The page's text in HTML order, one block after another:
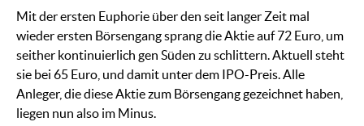
Mit der ersten Euphorie über den seit langer Zeit mal
wieder ersten Börsengang sprang die Aktie auf 72 Euro, um
seither kontinuierlich gen Süden zu schlittern. Aktuell steht
sie bei 65 Euro, und damit unter dem IPO-Preis. Alle
Anleger, die diese Aktie zum Börsengang gezeichnet haben,
liegen nun also im Minus.